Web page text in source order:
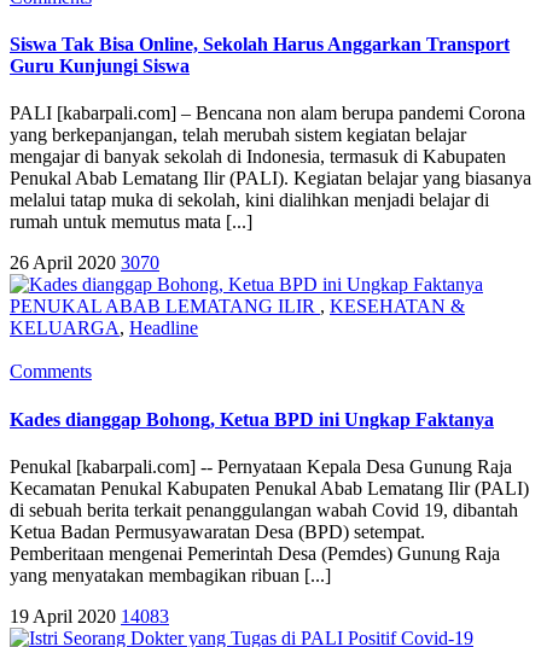
Siswa Tak Bisa Online, Sekolah Harus Anggarkan Transport
Guru Kunjungi Siswa
PALI [kabarpali.com] – Bencana non alam berupa pandemi Corona
yang berkepanjangan, telah merubah sistem kegiatan belajar
mengajar di banyak sekolah di Indonesia, termasuk di Kabupaten
Penukal Abab Lematang Ilir (PALI). Kegiatan belajar yang biasanya
melalui tatap muka di sekolah, kini dialihkan menjadi belajar di
rumah untuk memutus mata [...]
26 April 2020 3070
PENUKAL ABAB LEMATANG ILIR , KESEHATAN &
KELUARGA, Headline
Comments
Kades dianggap Bohong, Ketua BPD ini Ungkap Faktanya
Penukal [kabarpali.com] -- Pernyataan Kepala Desa Gunung Raja
Kecamatan Penukal Kabupaten Penukal Abab Lematang Ilir (PALI)
di sebuah berita terkait penanggulangan wabah Covid 19, dibantah
Ketua Badan Permusyawaratan Desa (BPD) setempat.
Pemberitaan mengenai Pemerintah Desa (Pemdes) Gunung Raja
yang menyatakan membagikan ribuan [...]
19 April 2020 14083